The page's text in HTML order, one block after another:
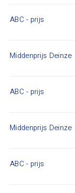
ABC - prijs
Middenprijs Deinze
ABC - prijs
Middenprijs Deinze
ABC - prijs